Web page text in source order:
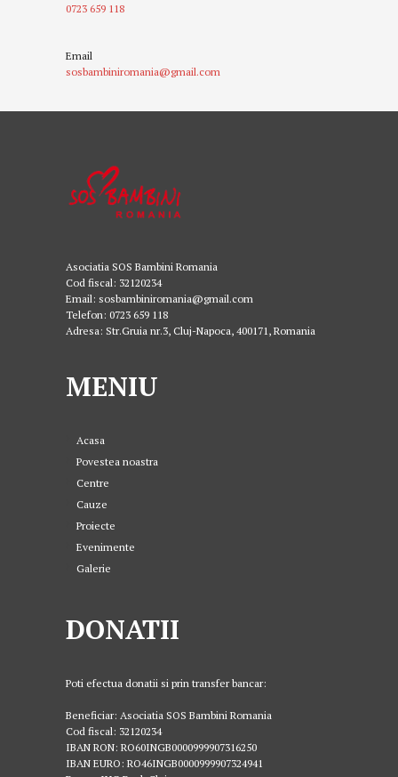
0723 659 118
Email
sosbambiniromania@gmail.com
Asociatia SOS Bambini Romania
Cod fiscal: 32120234
Email: sosbambiniromania@gmail.com
Telefon: 0723 659 118
Adresa: Str.Gruia nr.3, Cluj-Napoca, 400171, Romania
MENIU
Acasa
Povestea noastra
Centre
Cauze
Proiecte
Evenimente
Galerie
DONATII
Poti efectua donatii si prin transfer bancar:
Beneficiar: Asociatia SOS Bambini Romania
Cod fiscal: 32120234
IBAN RON: RO60INGB0000999907316250
IBAN EURO: RO46INGB0000999907324941